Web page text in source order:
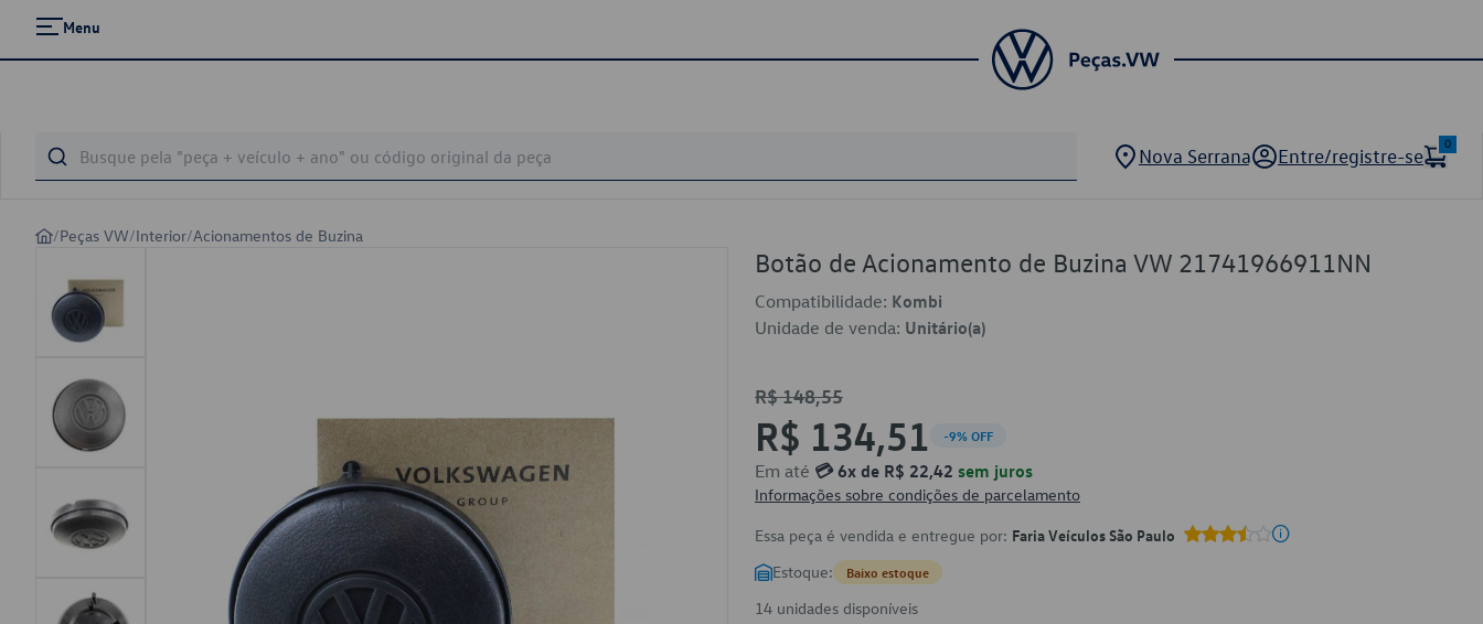
Menu
Nova Serrana Entre/registre-se
0
/Peças VW/Interior/Acionamentos de Buzina
Botão de Acionamento de Buzina VW 21741966911NN
Compatibilidade: Kombi
Unidade de venda: Unitário(a)
R$ 148,55
R$ 134,51 -9% OFF
Em até 💳 6x de R$ 22,42 sem juros
Informações sobre condições de parcelamento
Essa peça é vendida e entregue por: Faria Veículos São Paulo
Estoque: Baixo estoque
14 unidades disponíveis